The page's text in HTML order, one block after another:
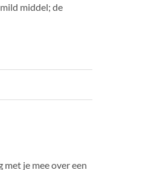
middel; de
je mee over een